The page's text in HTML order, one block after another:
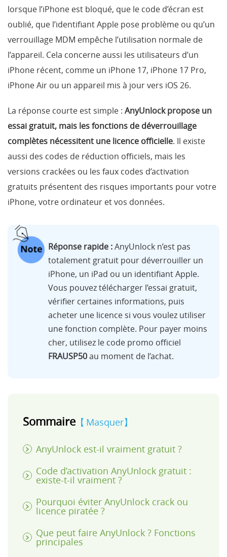
lorsque l’iPhone est bloqué, que le code d’écran est
oublié, que l’identifiant Apple pose problème ou qu’un
verrouillage MDM empêche l’utilisation normale de
l’appareil. Cela concerne aussi les utilisateurs d’un
iPhone récent, comme un iPhone 17, iPhone 17 Pro,
iPhone Air ou un appareil mis à jour vers iOS 26.
La réponse courte est simple : AnyUnlock propose un
essai gratuit, mais les fonctions de déverrouillage
complètes nécessitent une licence officielle. Il existe
aussi des codes de réduction officiels, mais les
versions crackées ou les faux codes d’activation
gratuits présentent des risques importants pour votre
iPhone, votre ordinateur et vos données.
Réponse rapide :AnyUnlock n’est pas
totalement gratuit pour déverrouiller un
iPhone, un iPad ou un identifiant Apple.
Vous pouvez télécharger l’essai gratuit,
vérifier certaines informations, puis
acheter une licence si vous voulez utiliser
une fonction complète. Pour payer moins
cher, utilisez le code promo officiel
FRAUSP50au moment de l’achat.
Sommaire Masquer
AnyUnlock est-il vraiment gratuit ?
Code d’activation AnyUnlock gratuit :
existe-t-il vraiment ?
Pourquoi éviter AnyUnlock crack ou
licence piratée ?
Que peut faire AnyUnlock ? Fonctions
principales